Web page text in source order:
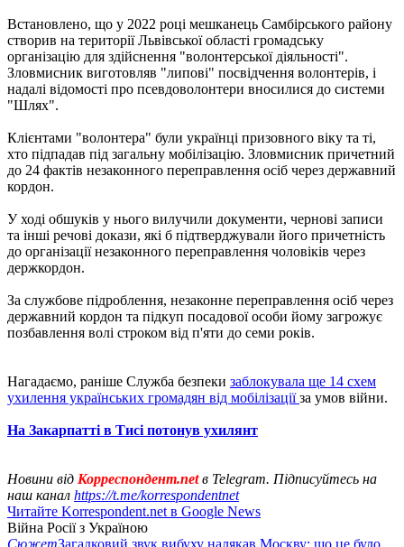
Встановлено, що у 2022 році мешканець Самбірського району
створив на території Львівської області громадську
організацію для здійснення "волонтерської діяльності".
Зловмисник виготовляв "липові" посвідчення волонтерів, і
надалі відомості про псевдоволонтери вносилися до системи
"Шлях".
Клієнтами "волонтера" були українці призовного віку та ті,
хто підпадав під загальну мобілізацію. Зловмисник причетний
до 24 фактів незаконного переправлення осіб через державний
кордон.
У ході обшуків у нього вилучили документи, чернові записи
та інші речові докази, які б підтверджували його причетність
до організації незаконного переправлення чоловіків через
держкордон.
За службове підроблення, незаконне переправлення осіб через
державний кордон та підкуп посадової особи йому загрожує
позбавлення волі строком від п'яти до семи років.
Нагадаємо, раніше Служба безпеки заблокувала ще 14 схем
ухилення українських громадян від мобілізаціїза умов війни.
На Закарпатті в Тисі потонув ухилянт
Новини від Корреспондент.netв Telegram. Підписуйтесь на
наш канал https://t.me/korrespondentnet
Читайте Korrespondent.net в Google News
Війна Росії з Україною
СюжетЗагадковий звук вибуху налякав Москву: що це було